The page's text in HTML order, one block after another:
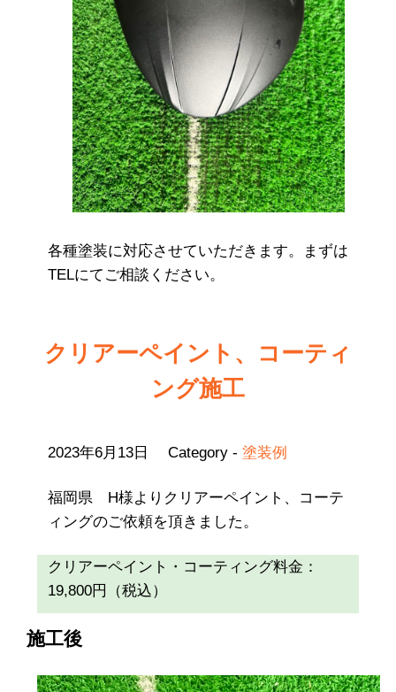
各種塗装に対応させていただきます。まずは
TELにてご相談ください。
クリアーペイント、コーティ
ング施工
2023年6月13日 Category -塗装例
福岡県 H様よりクリアーペイント、コーテ
ィングのご依頼を頂きました。
クリアーペイント・コーティング料金：
19,800円（税込）
施工後